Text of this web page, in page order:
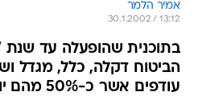
אמיר הלמר
30.1.2002 / 13:12
הביטוח דקלה, כלל, מגדל
עודפים אשר